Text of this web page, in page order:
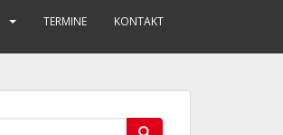
TERMINE KONTAKT